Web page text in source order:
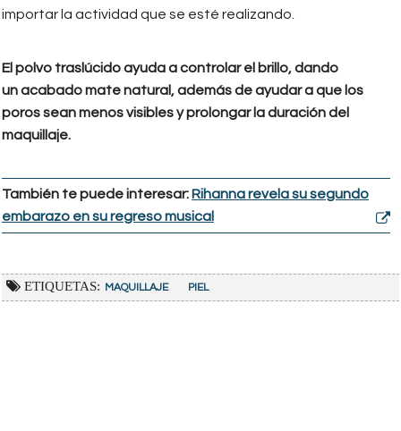
importar la actividad que se esté realizando.
El polvo traslúcido ayuda a controlar el brillo, dando
un acabado mate natural, además de ayudar a que los
poros sean menos visibles y prolongar la duración del
maquillaje.
También te puede interesar: Rihanna revela su segundo
embarazo en su regreso musical
ETIQUETAS: MAQUILLAJE PIEL